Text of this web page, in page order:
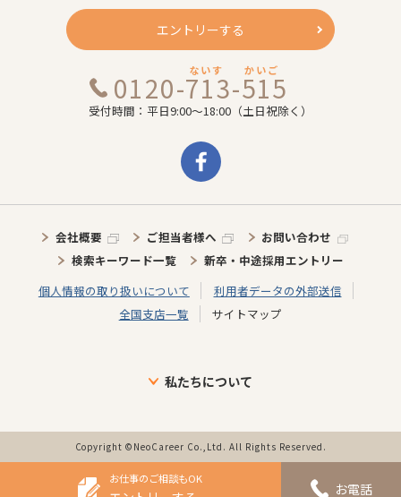
エントリーする
0120-713-515
ないす かいご
受付時間：平日9:00～18:00（土日祝除く）
会社概要 ご担当者様へ
お問い合わせ
検索キーワード一覧
新卒・中途採用エントリー
個人情報の取り扱いについて
利用者データの外部送信
全国支店一覧
サイトマップ
私たちについて
介護スタッフに向けた取り組み
インタビュー 事業の歩み・特徴
Copyright ©NeoCareer Co.,Ltd. All Rights Reserved.
お仕事のご相談もOK
お電話